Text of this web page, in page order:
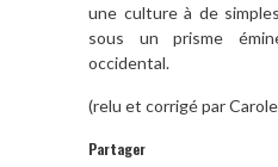
une culture à de
sous un prisme
occidental.
(relu et corrigé par
Partager